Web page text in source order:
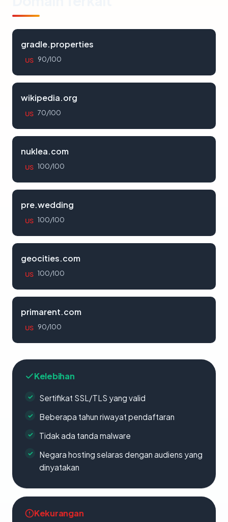
gradle.properties
US 90/100
wikipedia.org
US 70/100
nuklea.com
US 100/100
pre.wedding
US 100/100
geocities.com
US 100/100
primarent.com
US 90/100
Kelebihan
Sertifikat SSL/TLS yang valid
Beberapa tahun riwayat pendaftaran
Tidak ada tanda malware
Negara hosting selaras dengan audiens yang
dinyatakan
Kekurangan